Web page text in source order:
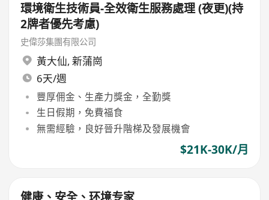
環境衛生技術員-全效衛生服務處理 (夜更)(持
2牌者優先考慮)
史偉莎集團有限公司
黃大仙, 新蒲崗
6天/週
豐厚佣金、生產力獎金，全勤獎
生日假期，免費福食
無需經驗，良好晉升階梯及發展機會
$21K-30K/月